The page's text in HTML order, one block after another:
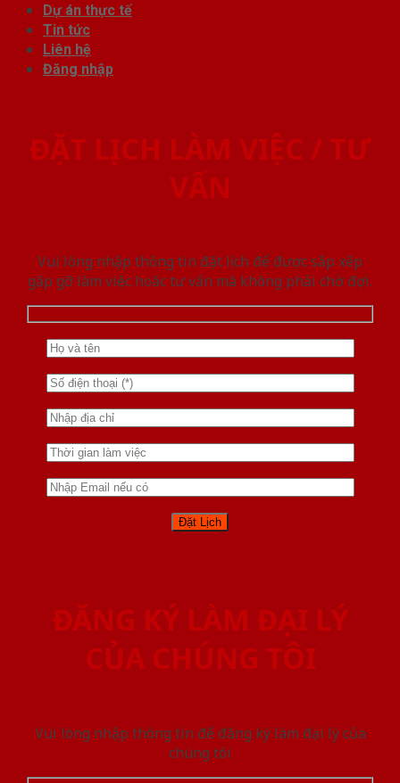
Dự án thực tế
Tin tức
Liên hệ
Đăng nhập
ĐẶT LỊCH LÀM VIỆC / TƯ
VẤN
Vui lòng nhập thông tin đặt lịch để được sắp xếp
gặp gỡ làm việc hoăc tư vấn mà không phải chờ đợi.
ĐĂNG KÝ LÀM ĐẠI LÝ
CỦA CHÚNG TÔI
Vui lòng nhập thông tin để đăng ký làm đại lý của
chúng tôi